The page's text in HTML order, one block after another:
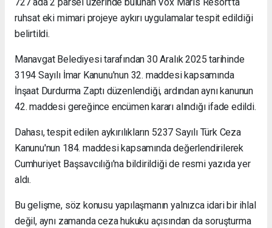
ruhsat eki mimari projeye aykırı uygulamalar tespit edildiği
belirtildi.
Manavgat Belediyesi tarafından 30 Aralık 2025 tarihinde
3194 Sayılı İmar Kanunu'nun 32. maddesi kapsamında
İnşaat Durdurma Zaptı düzenlendiği, ardından aynı kanunun
42. maddesi gereğince encümen kararı alındığı ifade edildi.
Dahası, tespit edilen aykırılıkların 5237 Sayılı Türk Ceza
Kanunu'nun 184. maddesi kapsamında değerlendirilerek
Cumhuriyet Başsavcılığı'na bildirildiği de resmi yazıda yer
aldı.
Bu gelişme, söz konusu yapılaşmanın yalnızca idari bir ihlal
değil, aynı zamanda ceza hukuku açısından da soruşturma